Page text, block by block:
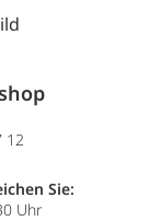
12
Sie:
Uhr